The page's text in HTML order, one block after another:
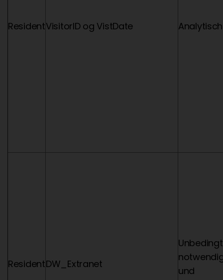
ResidentVisitorID og VistDate Analytisch
ResidentDW_Extranet
Unbedingt
und